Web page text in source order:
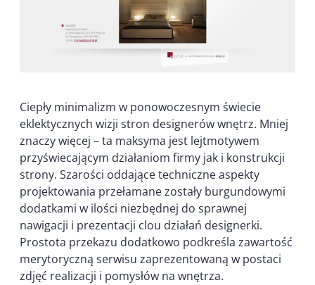
Ciepły minimalizm w ponowoczesnym świecie
eklektycznych wizji stron designerów wnętrz. Mniej
znaczy więcej – ta maksyma jest lejtmotywem
przyświecającym działaniom firmy jak i konstrukcji
strony. Szarości oddające techniczne aspekty
projektowania przełamane zostały burgundowymi
dodatkami w ilości niezbędnej do sprawnej
nawigacji i prezentacji clou działań designerki.
Prostota przekazu dodatkowo podkreśla zawartość
merytoryczną serwisu zaprezentowaną w postaci
zdjęć realizacji i pomysłów na wnętrza.